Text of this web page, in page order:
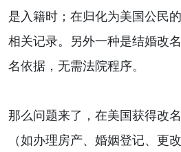
是入籍时；在归化为美国公民
相关记录。另外一种是结婚改
名依据，无需法院程序。
那么问题来了，在美国获得改
（如办理房产、婚姻登记、更